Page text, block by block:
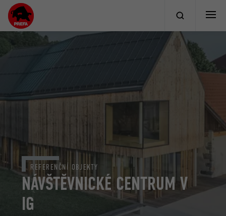
NÁVŠTĚVNICKÉ CENTRUM V
IG
REFERENČNÍ OBJEKTY